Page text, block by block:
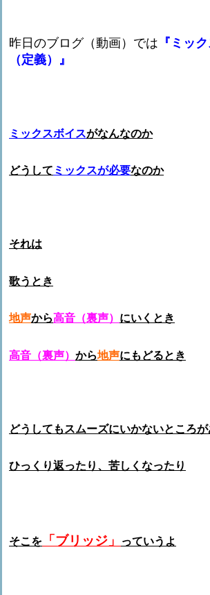
昨日のブログ（動画）では 『ミッ
（定義）』
ミックスボイスがなんなのか
どうして ミックスが必要なのか
それは
歌うとき
地声から高音（裏声） にいくとき
高音（裏声） から地声にもどるとき
どうしてもスムーズにいかないところが
ひっくり返ったり、苦しくなったり
そこを 「ブリッジ」 っていうよ